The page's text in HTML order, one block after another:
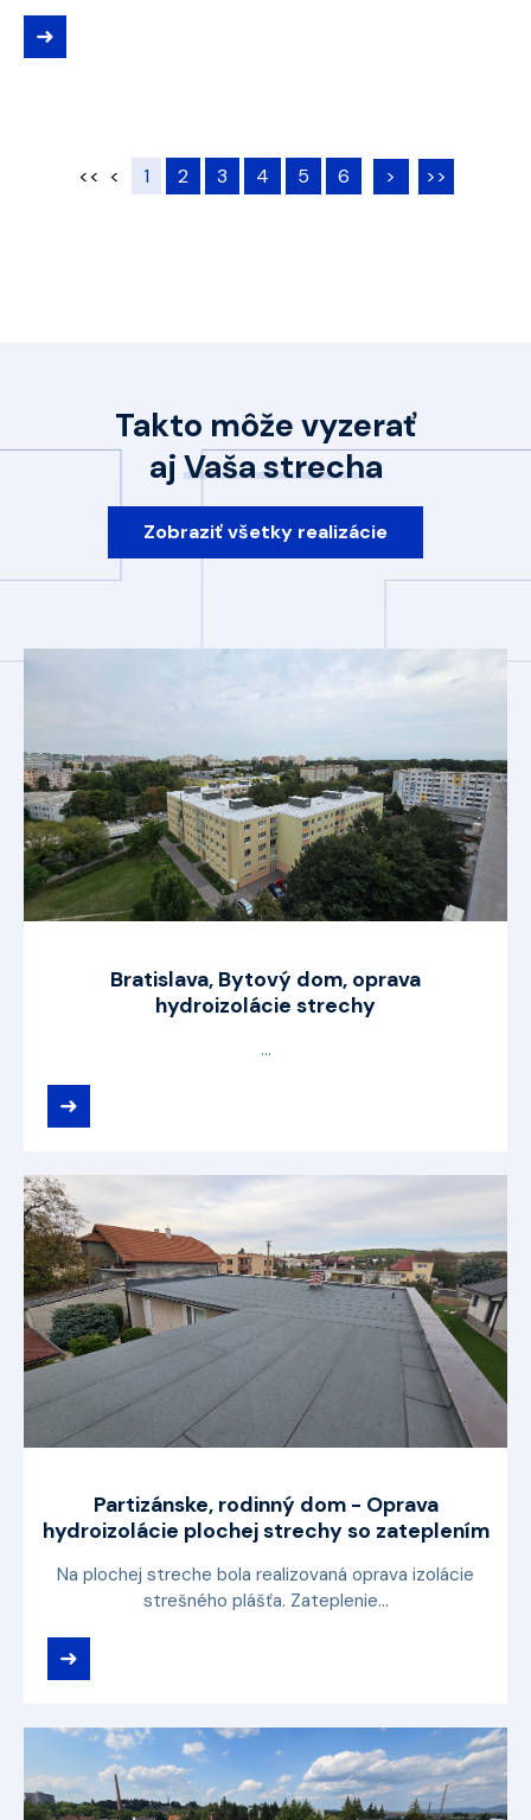
➜
<< < 1 2 3 4 5 6 > >>
Takto môže vyzerať
aj Vaša strecha
Zobraziť všetky realizácie
Bratislava, Bytový dom, oprava
hydroizolácie strechy
...
➜
Partizánske, rodinný dom - Oprava
hydroizolácie plochej strechy so zateplením
Na plochej streche bola realizovaná oprava izolácie
strešného plášťa. Zateplenie...
➜